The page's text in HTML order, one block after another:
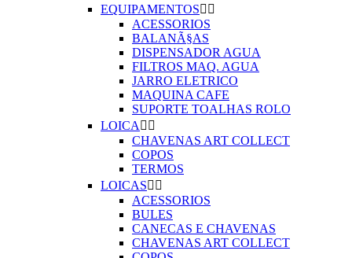
EQUIPAMENTOS 
ACESSORIOS
BALANÃ§AS
DISPENSADOR AGUA
FILTROS MAQ. AGUA
JARRO ELETRICO
MAQUINA CAFE
SUPORTE TOALHAS ROLO
LOICA  
CHAVENAS ART COLLECT
COPOS
TERMOS
LOICAS 
ACESSORIOS
BULES
CANECAS E CHAVENAS
CHAVENAS ART COLLECT